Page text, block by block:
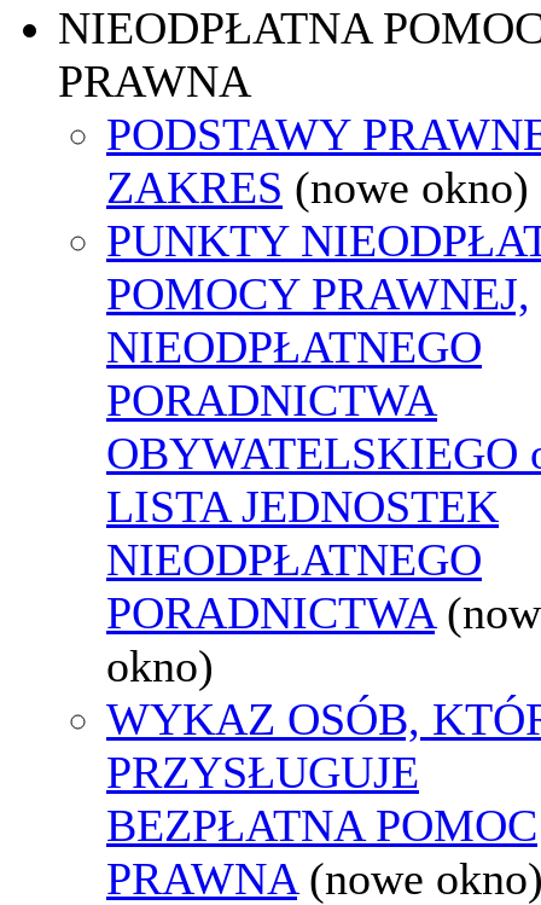
NIEODPŁATNA
PRAWNA
PODSTAWY
ZAKRES (nowe okno)
PUNKTY
POMOCY PRAWNEJ,
NIEODPŁATNEGO
PORADNICTWA
OBYWATELSKIEGO
LISTA JEDNOSTEK
NIEODPŁATNEGO
PORADNICTWA
okno)
WYKAZ OSÓB,
PRZYSŁUGUJE
BEZPŁATNA POMOC
PRAWNA (nowe